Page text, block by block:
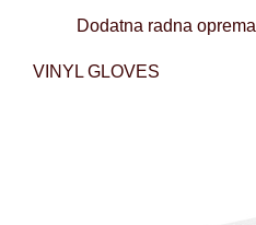
Dodatna radna oprema
VINYL GLOVES